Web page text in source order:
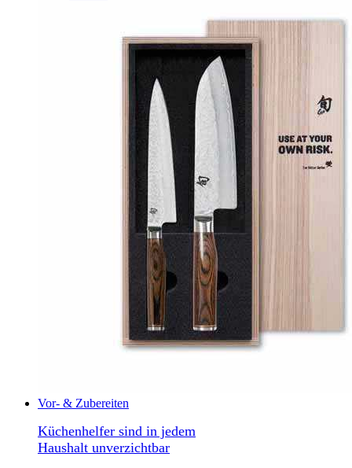
Vor- & Zubereiten
Küchenhelfer sind in jedem
Haushalt unverzichtbar